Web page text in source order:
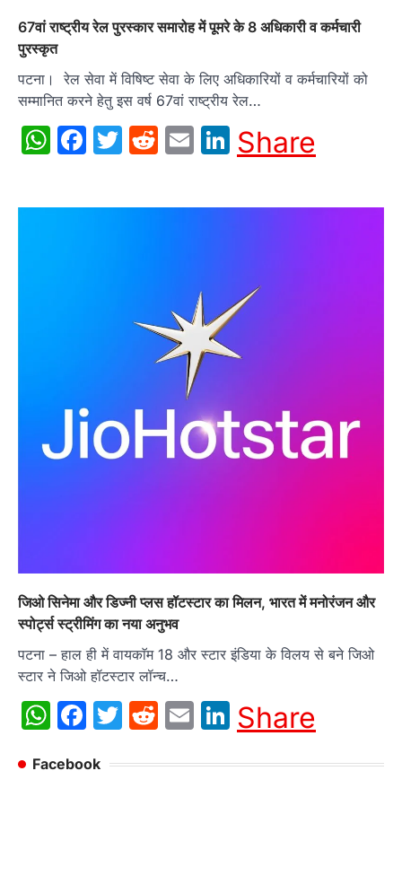
67वां राष्ट्रीय रेल पुरस्कार समारोह में पूमरे के 8 अधिकारी व कर्मचारी
पुरस्कृत
पटना। रेल सेवा में विषिष्ट सेवा के लिए अधिकारियों व कर्मचारियों को
सम्मानित करने हेतु इस वर्ष 67वां राष्ट्रीय रेल…
WhatsApp
Facebook
Twitter
Reddit
EmailLinkedIn
Share
जिओ सिनेमा और डिज्नी प्लस हॉटस्‍टार का मिलन, भारत में मनोरंजन और
स्पोर्ट्स स्ट्रीमिंग का नया अनुभव
पटना – हाल ही में वायकाॅम 18 और स्टार इंडिया के विलय से बने जिओ
स्टार ने जिओ हॉटस्‍टार लॉन्च…
WhatsApp
Facebook
Twitter
Reddit
EmailLinkedIn
Share
Facebook